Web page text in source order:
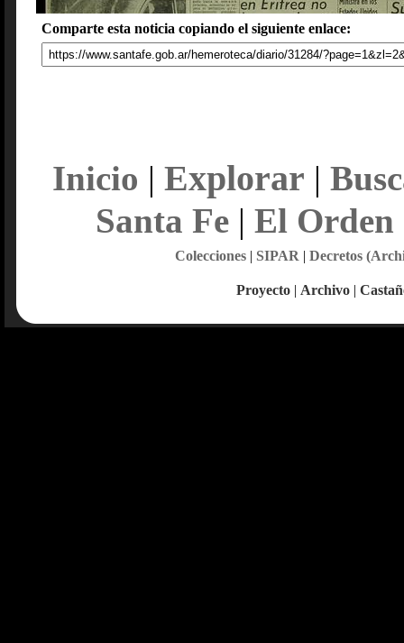
Comparte esta noticia copiando el siguiente enlace:
Inicio | Explorar |
Santa Fe| El Orden
Colecciones| SIPAR | Decretos
Proyecto | Archivo |